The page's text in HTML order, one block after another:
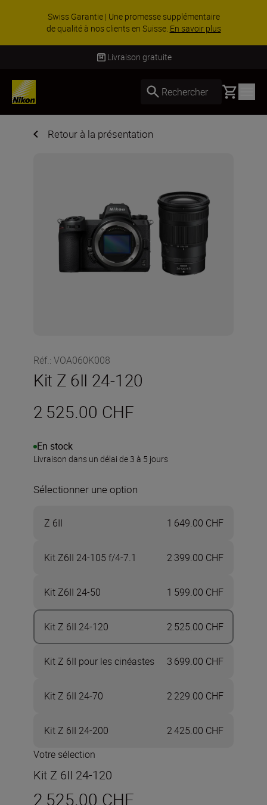
ACCESSOIRES EN PROMOTION | Économisez 15
% sur une sélection d’accessoires, complétez
votre kit dès ...Acheter maintenant
Livraison gratuite
Rechercher Basket
Retour à la présentation
Réf.: VOA060K008
Kit Z 6II 24-120
2 525.00 CHF
En stock
Livraison dans un délai de 3 à 5 jours
Sélectionner une option
Z 6II 1 649.00 CHF
Kit Z6II 24-105 f/4-7.1 2 399.00 CHF
Kit Z6II 24-50 1 599.00 CHF
Kit Z 6II 24-120 2 525.00 CHF
Kit Z 6II pour les cinéastes 3 699.00 CHF
Kit Z 6II 24-70 2 229.00 CHF
Kit Z 6II 24-200
2 425.00 CHF
Votre sélection
Kit Z 6II 24-120
2 525.00 CHF